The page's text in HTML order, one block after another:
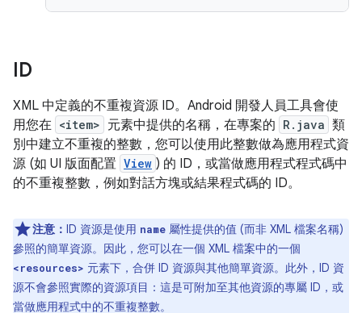
ID
XML 中定義的不重複資源 ID。Android 開發人員工具會使
用您在 <item> 元素中提供的名稱，在專案的 R.java 類
別中建立不重複的整數，您可以使用此整數做為應用程式資
源 (如 UI 版面配置 View ) 的 ID，或當做應用程式程式碼中
的不重複整數，例如對話方塊或結果程式碼的 ID。
注意： ID 資源是使用 name 屬性提供的值 (而非 XML 檔案名稱)
參照的簡單資源。因此，您可以在一個 XML 檔案中的一個
<resources> 元素下，合併 ID 資源與其他簡單資源。此外，ID 資
源不會參照實際的資源項目：這是可附加至其他資源的專屬 ID，或
當做應用程式中的不重複整數。